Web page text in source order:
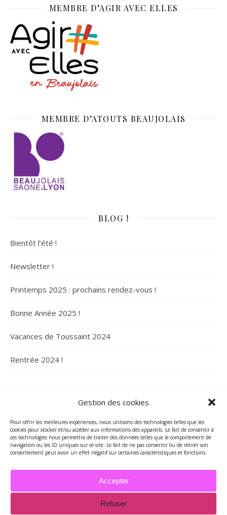
Gestion des cookies
Pour offrir les meilleures expériences, nous utilisons des technologies telles que les
cookies pour stocker et/ou accéder aux informations des appareils. Le fait de consentir à
ces technologies nous permettra de traiter des données telles que le comportement de
navigation ou les ID uniques sur ce site. Le fait de ne pas consentir ou de retirer son
consentement peut avoir un effet négatif sur certaines caractéristiques et fonctions.
Accepter
Refuser
MEMBRE D’AGIR AVEC ELLES
MEMBRE D’ATOUTS BEAUJOLAIS
BLOG !
Bientôt l’été !
Newsletter !
Printemps 2025 : prochains rendez-vous !
Bonne Année 2025 !
Vacances de Toussaint 2024
Rentrée 2024 !
ARCHIVES
Archives
2026 - Tous droits réservés - Merci de contacter Marie-Maguelone